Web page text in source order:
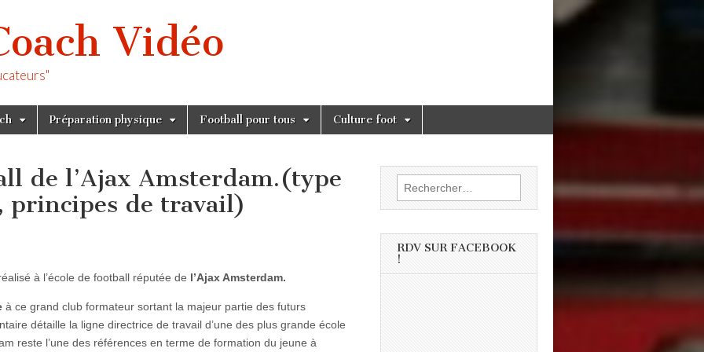
Vidéo
Préparation physique Football pour tous Culture foot
de l’Ajax Amsterdam.(type
principes de travail)
à l’école de football réputée de l’Ajax Amsterdam.
à ce grand club formateur sortant la majeur partie des futurs
détaille la ligne directrice de travail d’une des plus grande école
reste l’une des références en terme de formation du jeune à
Rechercher :
RDV SUR FACEBOOK
!